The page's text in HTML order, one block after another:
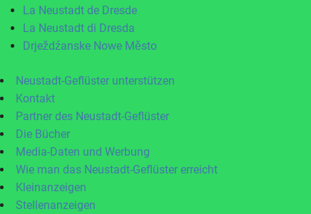
La Neustadt de Dresde
La Neustadt di Dresda
Drježdźanske Nowe Město
Neustadt-Geflüster unterstützen
Kontakt
Partner des Neustadt-Geflüster
Die Bücher
Media-Daten und Werbung
Wie man das Neustadt-Geflüster erreicht
Kleinanzeigen
Stellenanzeigen